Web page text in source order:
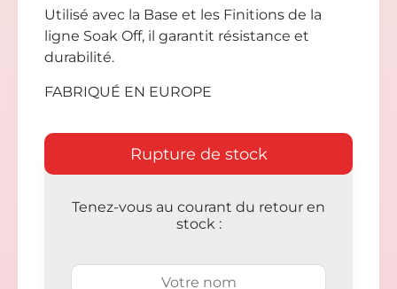
Utilisé avec la Base et les Finitions de la
ligne Soak Off, il garantit résistance et
durabilité.
FABRIQUÉ EN EUROPE
Rupture de stock
Tenez-vous au courant du retour en
stock :